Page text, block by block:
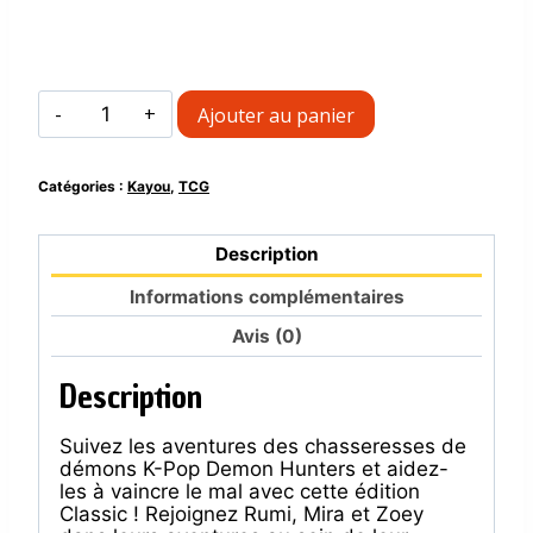
quantité
de
Display
Demon
DH
-
Kayou
Ajouter au panier
Catégories : Kayou, TCG
Description
Informations complémentaires
Avis (0)
Description
Suivez les aventures des chasseresses de
démons K-Pop Demon Hunters et aidez-
les à vaincre le mal avec cette édition
Classic ! Rejoignez Rumi, Mira et Zoey